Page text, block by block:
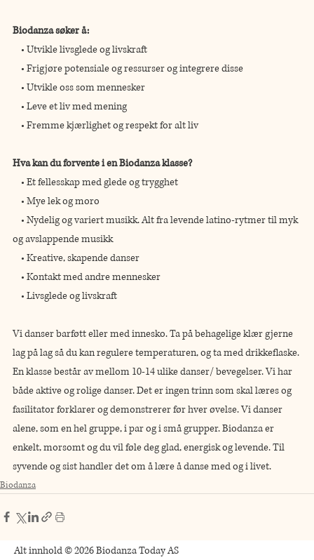
Biodanza søker å:
• Utvikle livsglede og livskraft
• Frigjøre potensiale og ressurser og integrere disse
• Utvikle oss som mennesker
• Leve et liv med mening
• Fremme kjærlighet og respekt for alt liv
Hva kan du forvente i en Biodanza klasse?
• Et fellesskap med glede og trygghet
• Mye lek og moro
• Nydelig og variert musikk. Alt fra levende latino-rytmer til myk
og avslappende musikk
• Kreative, skapende danser
• Kontakt med andre mennesker
• Livsglede og livskraft
Vi danser barføtt eller med innesko. Ta på behagelige klær gjerne
lag på lag så du kan regulere temperaturen, og ta med drikkeflaske.
En klasse består av mellom 10-14 ulike danser/ bevegelser. Vi har
både aktive og rolige danser. Det er ingen trinn som skal læres og
fasilitator forklarer og demonstrerer før hver øvelse. Vi danser
alene, som en hel gruppe, i par og i små grupper. Biodanza er
enkelt, morsomt og du vil føle deg glad, energisk og levende. Til
syvende og sist handler det om å lære å danse med og i livet.
Biodanza
Alt innhold © 2026 Biodanza Today AS